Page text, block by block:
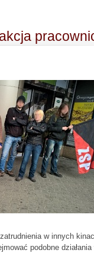
w innych
podobne